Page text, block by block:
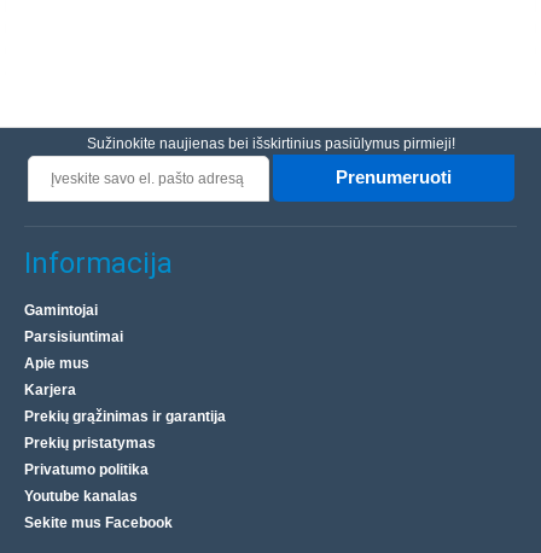
Sužinokite naujienas bei išskirtinius pasiūlymus pirmieji!
Prenumeruoti
Informacija
Gamintojai
Parsisiuntimai
Apie mus
Karjera
Prekių grąžinimas ir garantija
Prekių pristatymas
Privatumo politika
Youtube kanalas
Sekite mus Facebook